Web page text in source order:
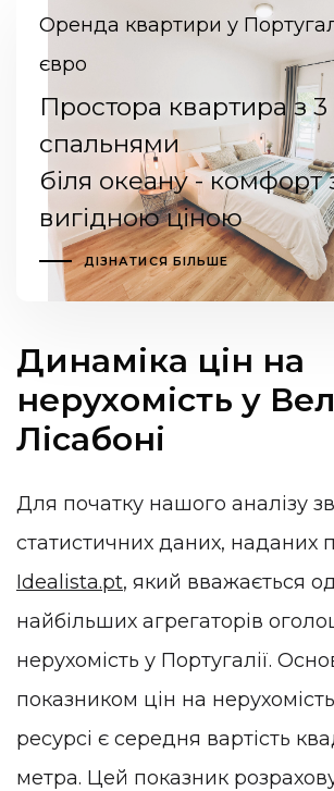
Оренда квартири у
євро
Простора квартира з 3
спальнями
біля океану - комфорт
вигідною ціною
ДІЗНАТИСЯ БІЛЬШЕ
Динаміка цін на
нерухомість у
Лісабоні
Для початку нашого аналізу
статистичних даних, наданих
Idealista.pt, який вважається
найбільших агрегаторів
нерухомість у Португалії.
показником цін на
ресурсі є середня вартість
метра. Цей показник